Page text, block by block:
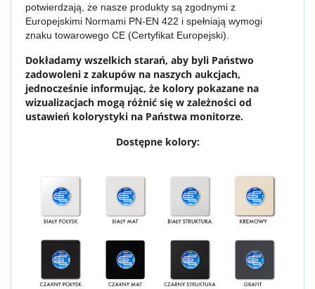
potwierdzają, że nasze produkty są zgodnymi z
Europejskimi Normami PN-EN 422 i spełniają wymogi
znaku towarowego CE (Certyfikat Europejski).
Dokładamy wszelkich starań, aby byli Państwo
zadowoleni z zakupów na naszych aukcjach,
jednocześnie informując, że kolory pokazane na
wizualizacjach mogą różnić się w zależności od
ustawień kolorystyki na Państwa monitorze.
Dostępne kolory: